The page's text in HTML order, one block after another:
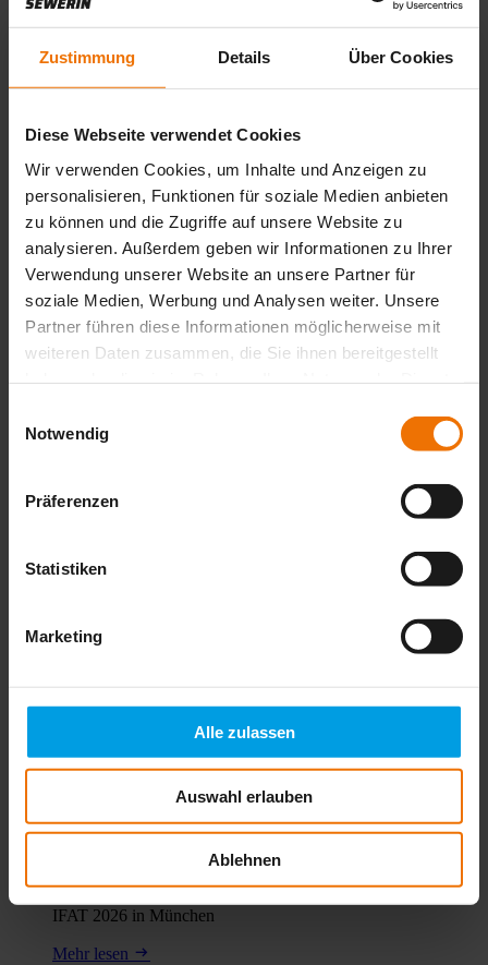
Zustimmung Details Über Cookies
Diese Webseite verwendet Cookies
Wir verwenden Cookies, um Inhalte und Anzeigen zu
personalisieren, Funktionen für soziale Medien anbieten
zu können und die Zugriffe auf unsere Website zu
analysieren. Außerdem geben wir Informationen zu Ihrer
Verwendung unserer Website an unsere Partner für
soziale Medien, Werbung und Analysen weiter. Unsere
Partner führen diese Informationen möglicherweise mit
weiteren Daten zusammen, die Sie ihnen bereitgestellt
Notwendig
Präferenzen
Statistiken
Marketing
Alle zulassen
Auswahl erlauben
Ablehnen
Durch die kontinuierliche und präzise Überwachung. Wie das
in der Praxis funktioniert, zeigt Euch Christian Schepers. Live
in der Speaker’s Corner am GWP-Gemeinschaftsstand auf
der…
Mehr lesen
23.04.2026
Bis zu 12 Jahre ohne Batteriewechsel!
Trinkwassernetzes.
Mehr lesen
Gemeinsam zum Erfolg
DVGW Technikforum Methanemissionen vom 18. - 19. Mai
2026 in Bonn
18.03.2026
IFAT 2026 in München
Mehr lesen